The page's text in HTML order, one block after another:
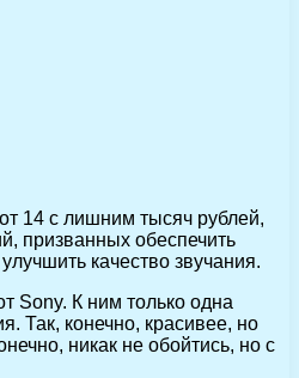
14 с лишним тысяч рублей,
призванных обеспечить
качество звучания.
Sony. К ним только одна
Так, конечно, красивее, но
никак не обойтись, но с